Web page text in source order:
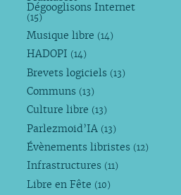
Dégooglisons Internet
(15)
Musique libre (14)
HADOPI (14)
Brevets logiciels (13)
Communs (13)
Culture libre (13)
Parlezmoid’IA (13)
Évènements libristes (12)
Infrastructures (11)
Libre en Fête (10)